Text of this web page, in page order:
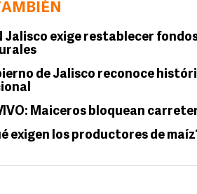
Jalisco exige restablecer
de Jalisco reconoce
Maiceros bloquean
exigen los productores de